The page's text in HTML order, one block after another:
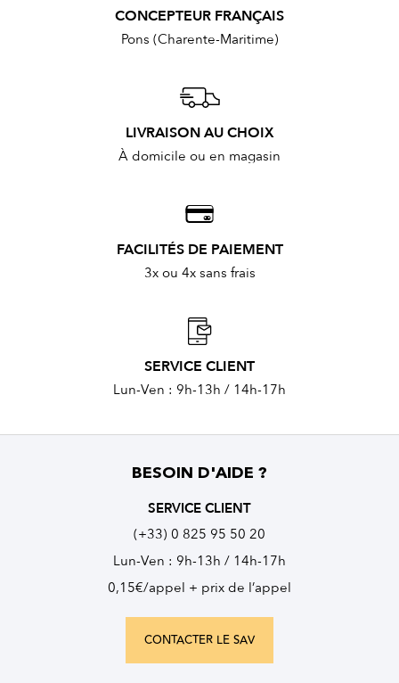
CONCEPTEUR FRANÇAIS
Pons (Charente-Maritime)
LIVRAISON AU CHOIX
À domicile ou en magasin
FACILITÉS DE PAIEMENT
3x ou 4x sans frais
SERVICE CLIENT
Lun-Ven : 9h-13h / 14h-17h
BESOIN D'AIDE ?
SERVICE CLIENT
(+33) 0 825 95 50 20
Lun-Ven : 9h-13h / 14h-17h
0,15€/appel + prix de l’appel
CONTACTER LE SAV